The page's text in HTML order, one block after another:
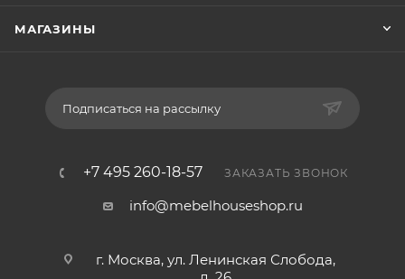
МАГАЗИНЫ
Подписаться на рассылку
+7 495 260-18-57 ЗАКАЗАТЬ ЗВОНОК
info@mebelhouseshop.ru
г. Москва, ул. Ленинская Слобода,